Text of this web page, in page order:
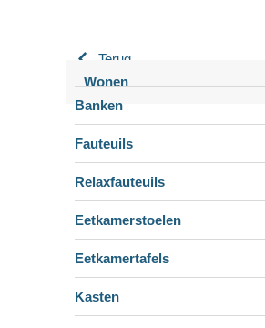
Terug
Wonen
Banken
Fauteuils
Relaxfauteuils
Eetkamerstoelen
Eetkamertafels
Kasten